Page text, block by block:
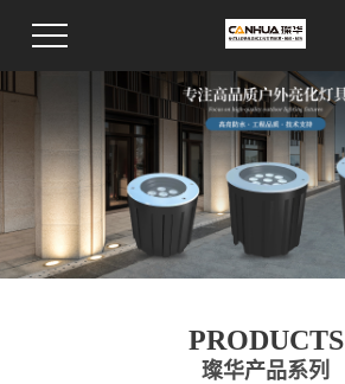
PRODUCTS
璨华产品系列